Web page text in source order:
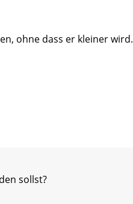
ohne dass er kleiner wird.
sollst?